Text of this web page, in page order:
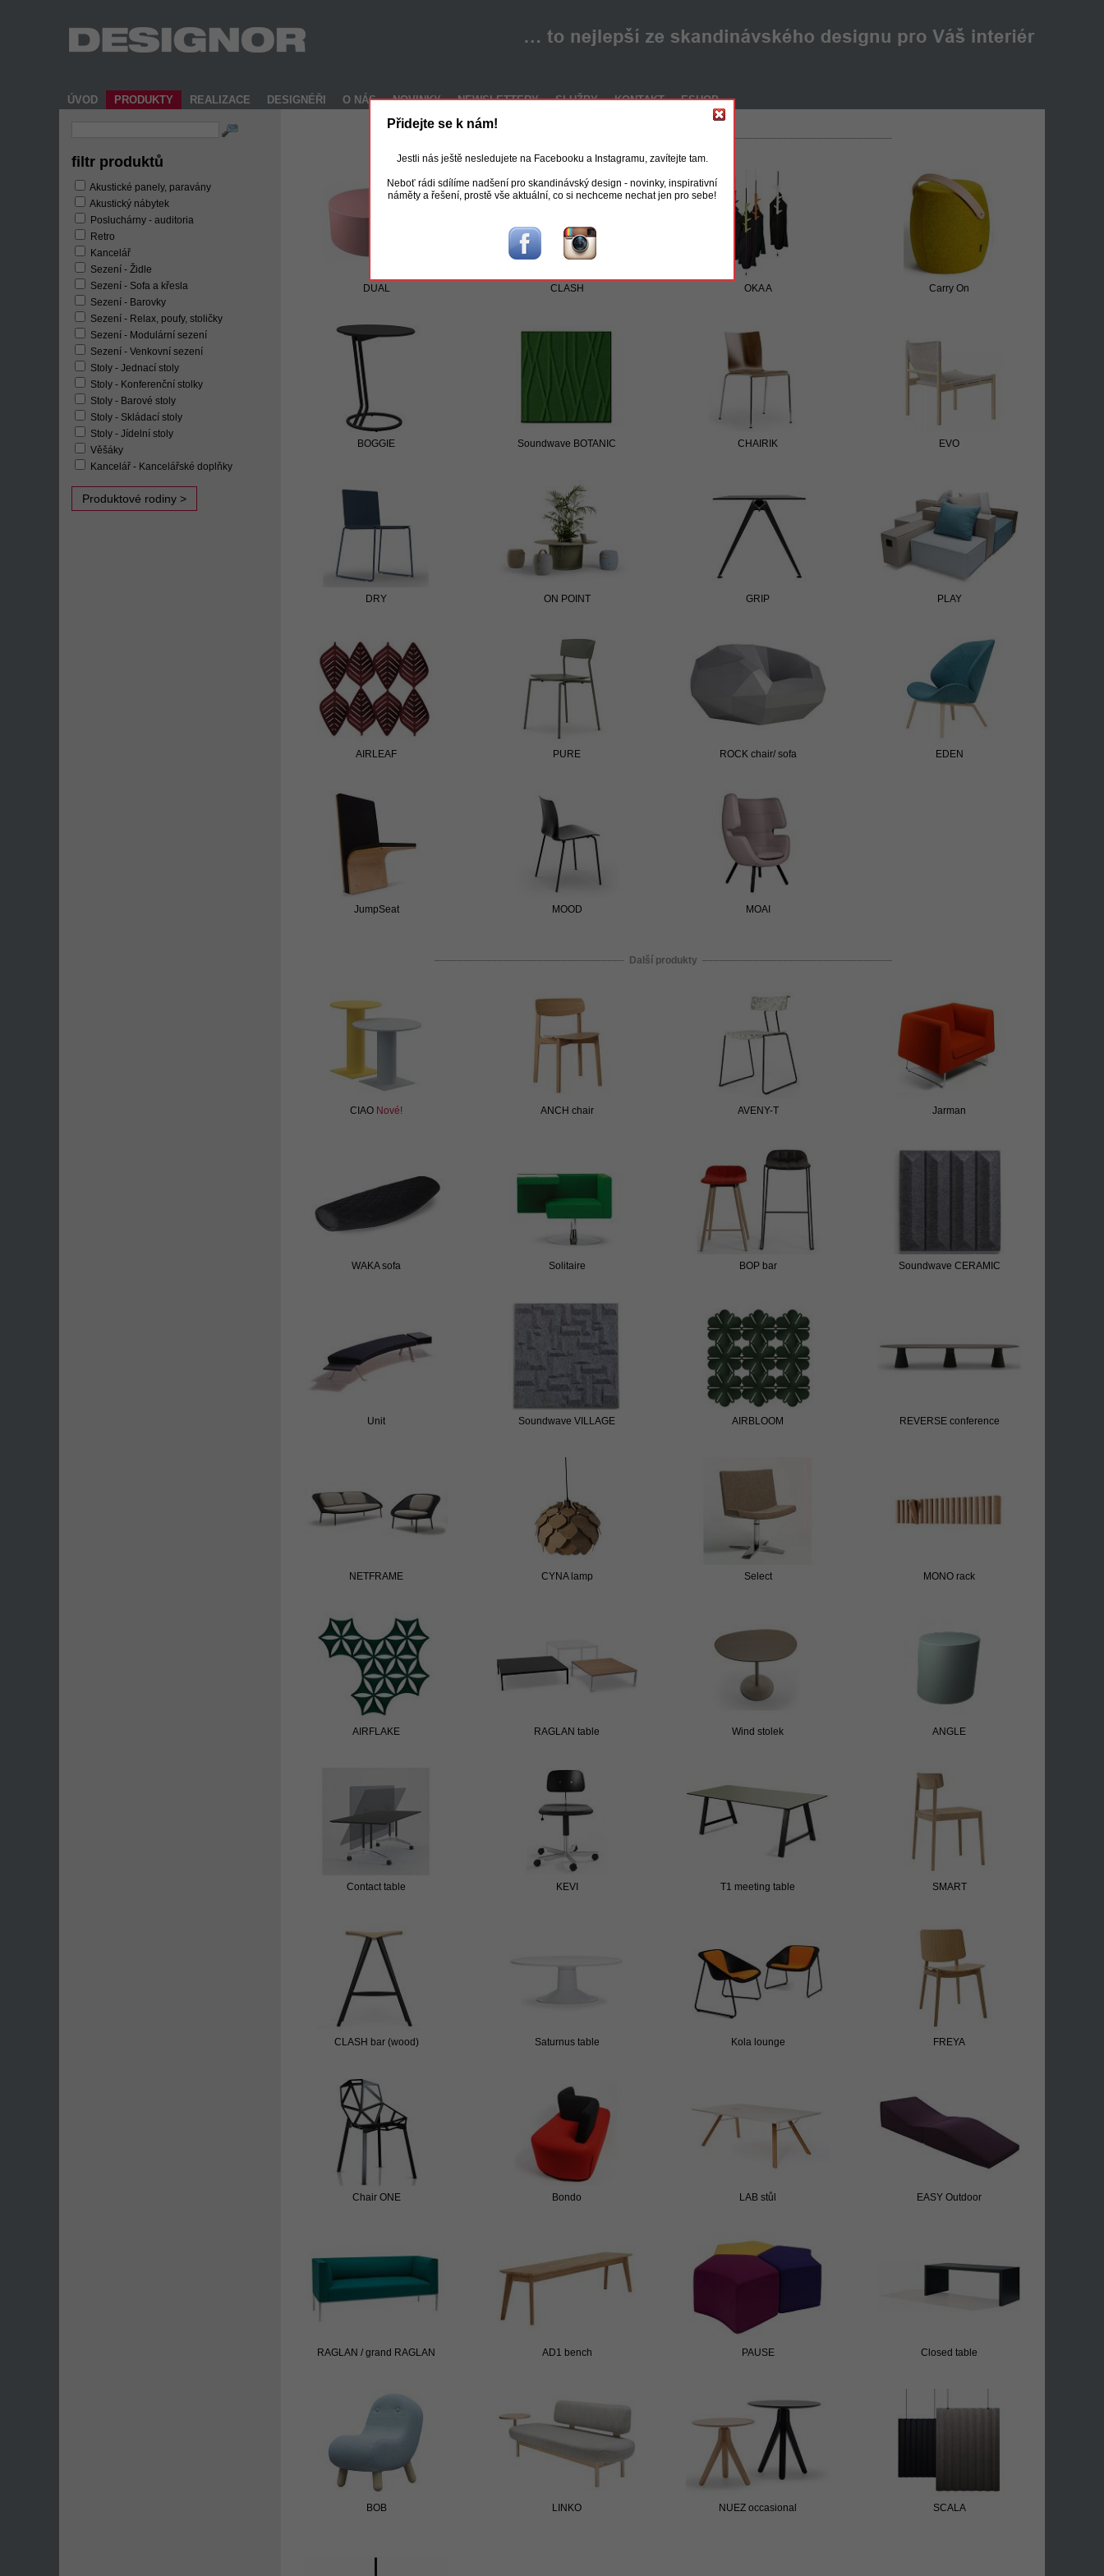
ÚVOD PRODUKTY REALIZACE DESIGNÉŘI O NÁS NOVINKY NEWSLETTERY SLUŽBY KONTAKT ESHOP
filtr produktů
Akustické panely, paravány
Akustický nábytek
Posluchárny - auditoria
Retro
Kancelář
Sezení - Židle
Sezení - Sofa a křesla
Sezení - Barovky
Sezení - Relax, poufy, stoličky
Sezení - Modulární sezení
Sezení - Venkovní sezení
Stoly - Jednací stoly
Stoly - Konferenční stolky
Stoly - Barové stoly
Stoly - Skládací stoly
Stoly - Jídelní stoly
Věšáky
Kancelář - Kancelářské doplňky
Produktové rodiny >
­­­­­­­­­­­­­­­­­­­­­­­­­–––­­­­­­­­­­­­­­­­­­­­­­­­­–––­­­­­­­­­­­­­­­­­­­­­­­­­–––­­­­­­­­­­­­­­­­­­­­­­­­­–––––––––­­­­­­­­­­­­­­­­­­­­­­­­­–––­­­­­­­­­­­­­­­­­­­­­­­­­–––­­­­­­­­­­­­­­­­­­­­­­­­­–––­­­­­­­­­­­­­­­­­­­­­­­­­–––­­­­­­­­­­­­­­­­­­­­­­­­­–––
DUAL CLASH OKA A Carry On
BOGGIE Soundwave BOTANIC CHAIRIK EVO
DRY ON POINT GRIP PLAY
AIRLEAF PURE ROCK chair/ sofa EDEN
JumpSeat MOOD MOAI
­­­­­­­­­­­­­­­­­­­­­­­­­–––­­­­­­­­­­­­­­­­­­­­­­­­­–––­­­­­­­­­­­­­­­­­­­­­­­­­–––­­­­­­­­­­­­­­­­­­­­­­­­­–––­­­­­­­­­­­­­­­­­­­­­­­­­–––­­­­­­­­­­­­­­­­­­­­­­­­­–––––––––­­­­­­­­­­­­­­­­­­­­­­­­­–––­­­­­­­­­­­­­­­­­­­­­­­­­–––­­­­­­­­­­­­­­­­­­­­­­­­­––– Další produkty ­­­­­­­­­­­­­­­­­­­­­­­­­–––­­­­­­­­­­­­­­­­­­­­­­­­­–––­­­­­­­­­­­­­­­­­­­­­­­­­–––­­­­­­­­­­­­­­­­­­­­­­­­­–––­­­­­­­­­­­­­­­­­­­­­­­­­–––––––––­­­­­­­­­­­­­­­­­­­­­­­­­–––­­­­­­­­­­­­­­­­­­­­­­­­­–––­­­­­­­­­­­­­­­­­­­­­­­­­–––­­­­­­­­­­­­­­­­­­­­­­­­­–––
CIAO Nové! ANCH chair AVENY-T Jarman
WAKA sofa Solitaire BOP bar Soundwave CERAMIC
Unit Soundwave VILLAGE AIRBLOOM REVERSE conference
NETFRAME CYNA lamp Select MONO rack
AIRFLAKE RAGLAN table Wind stolek ANGLE
Contact table KEVI T1 meeting table SMART
CLASH bar (wood) Saturnus table Kola lounge FREYA
Chair ONE Bondo LAB stůl EASY Outdoor
RAGLAN / grand RAGLAN AD1 bench PAUSE Closed table
BOB LINKO NUEZ occasional SCALA
Přidejte se k nám!
Jestli nás ještě nesledujete na Facebooku a Instagramu, zavítejte tam.
Neboť rádi sdílíme nadšení pro skandinávský design - novinky, inspirativní
náměty a řešení, prostě vše aktuální, co si nechceme nechat jen pro sebe!